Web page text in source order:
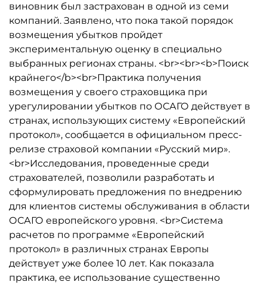
виновник был застрахован в одной из семи
компаний. Заявлено, что пока такой порядок
возмещения убытков пройдет
экспериментальную оценку в специально
выбранных регионах страны. <br><br><b>Поиск
крайнего</b><br>Практика получения
возмещения у своего страховщика при
урегулировании убытков по ОСАГО действует в
странах, использующих систему «Европейский
протокол», сообщается в официальном пресс-
релизе страховой компании «Русский мир».
<br>Исследования, проведенные среди
страхователей, позволили разработать и
сформулировать предложения по внедрению
для клиентов системы обслуживания в области
ОСАГО европейского уровня. <br>Система
расчетов по программе «Европейский
протокол» в различных странах Европы
действует уже более 10 лет. Как показала
практика, ее использование существенно